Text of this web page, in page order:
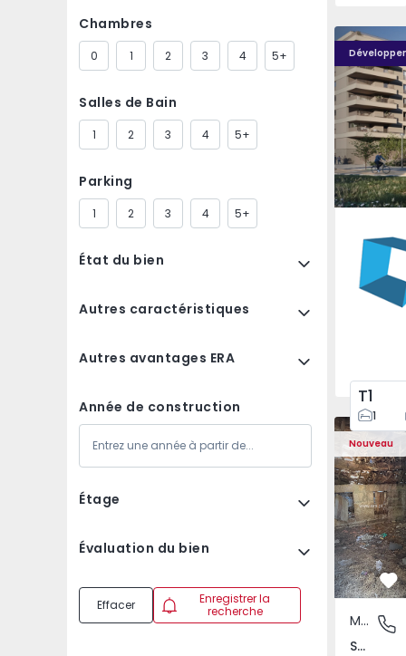
Chambres
0 1 2 3 4 5+
Salles de Bain
1 2 3 4 5+
Parking
1 2 3 4 5+
État du bien
Autres caractéristiques
Autres avantages ERA
Année de construction
Étage
Évaluation du bien
Effacer
Enregistrer la
recherche
85
85
0
4
PLENO JARDIM - 4 PLENO
Águas
T1
1
Nouveau
Maison
São
Maison Rurale
São Tomé do Castelo e Justes, Vila Real